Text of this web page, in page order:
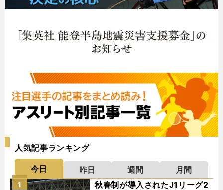
人気記事ランキング
今日 昨日 週間
月間
秋春制が導入されたJ1リーグ2
1